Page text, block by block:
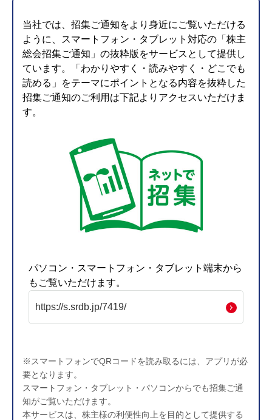
当社では、招集ご通知をより身近にご覧いただける
ように、スマートフォン・タブレット対応の「株主
総会招集ご通知」の抜粋版をサービスとして提供し
ています。「わかりやすく・読みやすく・どこでも
読める」をテーマにポイントとなる内容を抜粋した
招集ご通知のご利用は下記よりアクセスいただけま
す。
パソコン・スマートフォン・タブレット端末から
もご覧いただけます。
https://s.srdb.jp/7419/
※スマートフォンでQRコードを読み取るには、アプリが必
要となります。
スマートフォン・タブレット・パソコンからでも招集ご通
知がご覧いただけます。
本サービスは、株主様の利便性向上を目的として提供する